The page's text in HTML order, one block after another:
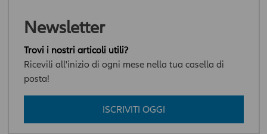
Newsletter
Trovi i nostri articoli utili?
Ricevili all'inizio di ogni mese nella tua casella di
posta!
ISCRIVITI OGGI